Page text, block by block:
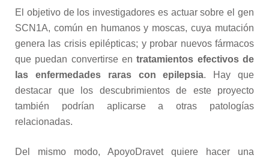
El objetivo de los investigadores es actuar sobre el gen
SCN1A, común en humanos y moscas, cuya mutación
genera las crisis epilépticas; y probar nuevos fármacos
que puedan convertirse entratamientos efectivos de
las enfermedades raras con epilepsia. Hay que
destacar que los descubrimientos de este proyecto
también podrían aplicarse a otras patologías
relacionadas.
Del mismo modo, ApoyoDravet quiere hacer una